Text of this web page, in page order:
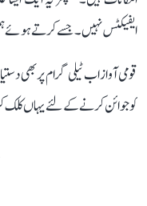
ایفیکٹس نہیں۔ جسے کرتے ہوئے
قومی آواز اب ٹیلی گرام پر
کو جوائن کرنے کے لئے یہاں